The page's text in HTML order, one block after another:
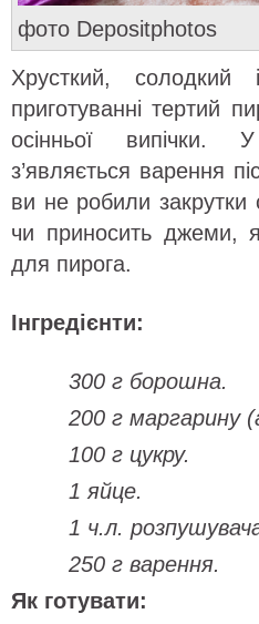
фото Depositphotos
Хрусткий,
приготуванні тертий
осінньої випічки.
з’являється варення
ви не робили закрутки
чи приносить джеми,
для пирога.
Інгредієнти:
300 г борошна.
200 г маргарину
100 г цукру.
1 яйце.
1 ч.л.
250 г варення.
Як готувати: